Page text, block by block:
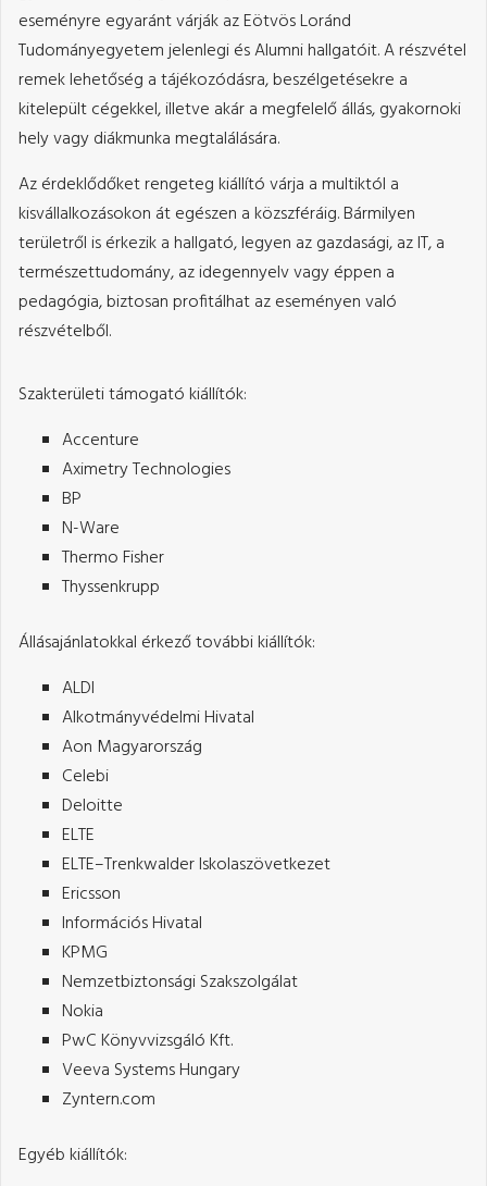
eseményre egyaránt várják az Eötvös Loránd
Tudományegyetem jelenlegi és Alumni hallgatóit. A részvétel
remek lehetőség a tájékozódásra, beszélgetésekre a
kitelepült cégekkel, illetve akár a megfelelő állás, gyakornoki
hely vagy diákmunka megtalálására.
Az érdeklődőket rengeteg kiállító várja a multiktól a
kisvállalkozásokon át egészen a közszféráig. Bármilyen
területről is érkezik a hallgató, legyen az gazdasági, az IT, a
természettudomány, az idegennyelv vagy éppen a
pedagógia, biztosan profitálhat az eseményen való
részvételből.
Szakterületi támogató kiállítók:
Accenture
Aximetry Technologies
BP
N-Ware
Thermo Fisher
Thyssenkrupp
Állásajánlatokkal érkező további kiállítók:
ALDI
Alkotmányvédelmi Hivatal
Aon Magyarország
Celebi
Deloitte
ELTE
ELTE–Trenkwalder Iskolaszövetkezet
Ericsson
Információs Hivatal
KPMG
Nemzetbiztonsági Szakszolgálat
Nokia
PwC Könyvvizsgáló Kft.
Veeva Systems Hungary
Zyntern.com
Egyéb kiállítók: